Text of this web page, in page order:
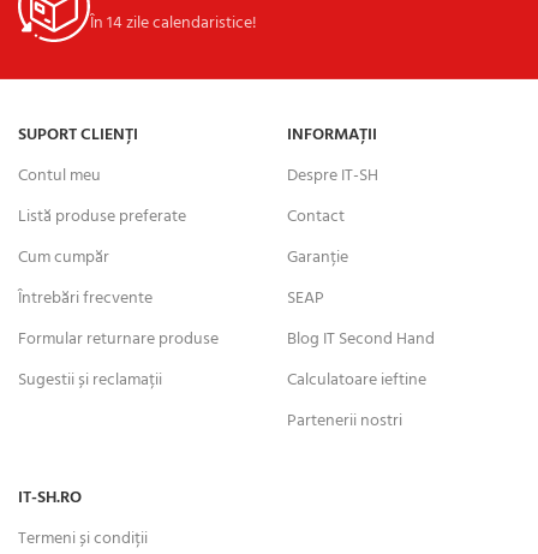
În 14 zile calendaristice!
SUPORT CLIENȚI
Contul meu
Listă produse preferate
Cum cumpăr
Întrebări frecvente
Formular returnare produse
Sugestii și reclamații
INFORMAȚII
Despre IT-SH
Contact
Garanție
SEAP
Blog IT Second Hand
Calculatoare ieftine
Partenerii nostri
IT-SH.RO
Termeni și condiții